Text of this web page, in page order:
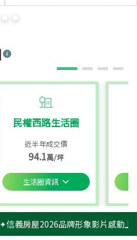
民權西路生活圈
近半年成交價
94.1萬/坪
生活圈資訊
義房屋2026品牌形象影片感動上